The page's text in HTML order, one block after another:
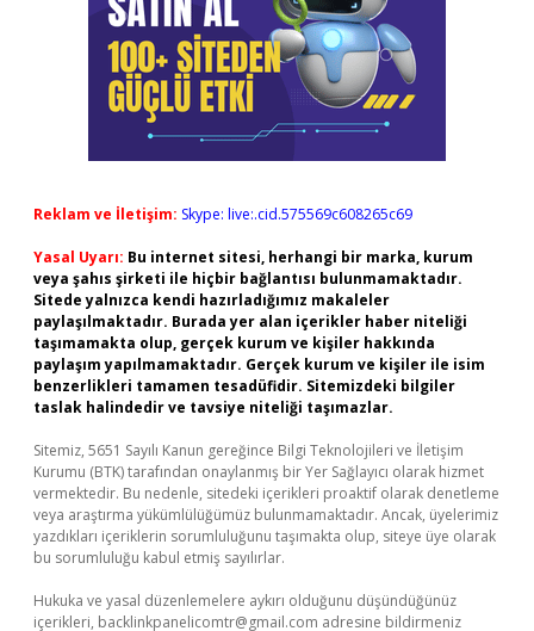
Reklam ve İletişim: Skype: live:.cid.575569c608265c69
Yasal Uyarı: Bu internet sitesi, herhangi bir marka, kurum
veya şahıs şirketi ile hiçbir bağlantısı bulunmamaktadır.
Sitede yalnızca kendi hazırladığımız makaleler
paylaşılmaktadır. Burada yer alan içerikler haber niteliği
taşımamakta olup, gerçek kurum ve kişiler hakkında
paylaşım yapılmamaktadır. Gerçek kurum ve kişiler ile isim
benzerlikleri tamamen tesadüfidir. Sitemizdeki bilgiler
taslak halindedir ve tavsiye niteliği taşımazlar.
Sitemiz, 5651 Sayılı Kanun gereğince Bilgi Teknolojileri ve İletişim
Kurumu (BTK) tarafından onaylanmış bir Yer Sağlayıcı olarak hizmet
vermektedir. Bu nedenle, sitedeki içerikleri proaktif olarak denetleme
veya araştırma yükümlülüğümüz bulunmamaktadır. Ancak, üyelerimiz
yazdıkları içeriklerin sorumluluğunu taşımakta olup, siteye üye olarak
bu sorumluluğu kabul etmiş sayılırlar.
Hukuka ve yasal düzenlemelere aykırı olduğunu düşündüğünüz
içerikleri, backlinkpanelicomtr@gmail.com adresine bildirmeniz